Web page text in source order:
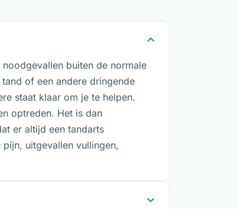
buiten de normale
of een andere dringende
staat klaar om je te helpen.
optreden. Het is dan
er altijd een tandarts
uitgevallen vullingen,